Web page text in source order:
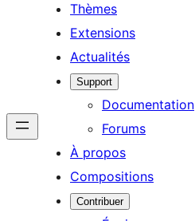
Thèmes
Extensions
Actualités
Support
Documentation
Forums
À propos
Compositions
Contribuer